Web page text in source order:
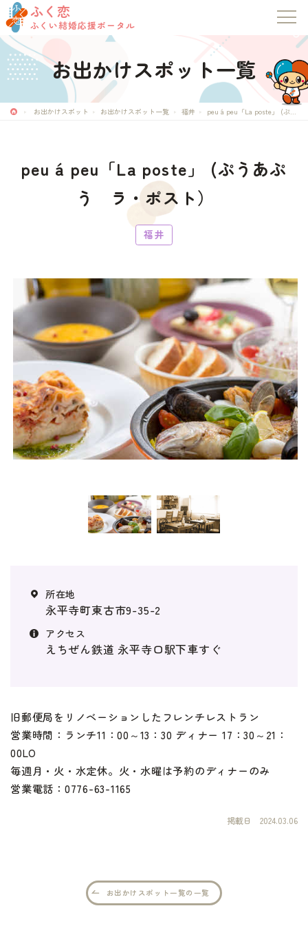
ふく恋
ふくい結婚応援ポータル
成婚者の声
イベント・セミナー
婚活支援事業
お役立ち情報
その他
ふくい婚活サポートセンターについて
お出かけスポット一覧
お出かけスポット お出かけスポット一覧 福井 peu á peu「La poste」 (ぷうあぷう ラ・ポスト）
peu á peu「La poste」 (ぷうあぷ
う ラ・ポスト）
福井
永平寺町東古市9-35-2
えちぜん鉄道 永平寺口駅下車すぐ
旧郵便局をリノベーションしたフレンチレストラン
営業時間：ランチ11：00～13：30 ディナー 17：30～21：
00LO
毎週月・火・水定休。火・水曜は予約のディナーのみ
営業電話：0776-63-1165
掲載日 2024.03.06
お出かけスポット一覧の一覧